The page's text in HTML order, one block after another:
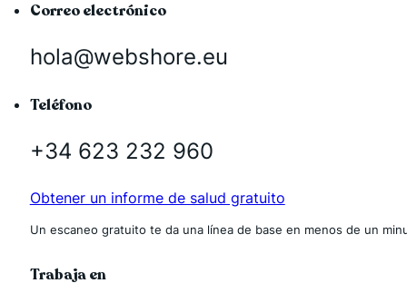
Correo electrónico
hola@webshore.eu
Teléfono
+34 623 232 960
Obtener un informe de salud gratuito
Un escaneo gratuito te da una línea de base en menos de un
Trabaja en